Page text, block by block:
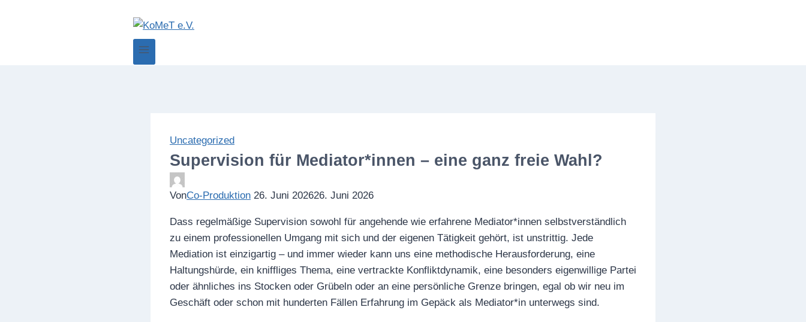
Uncategorized
Supervision für Mediator*innen – eine ganz freie Wahl?
VonCo-Produktion 26. Juni 202626. Juni 2026
Dass regelmäßige Supervision sowohl für angehende wie erfahrene Mediator*innen selbstverständlich
zu einem professionellen Umgang mit sich und der eigenen Tätigkeit gehört, ist unstrittig. Jede
Mediation ist einzigartig – und immer wieder kann uns eine methodische Herausforderung, eine
Haltungshürde, ein kniffliges Thema, eine vertrackte Konfliktdynamik, eine besonders eigenwillige Partei
oder ähnliches ins Stocken oder Grübeln oder an eine persönliche Grenze bringen, egal ob wir neu im
Geschäft oder schon mit hunderten Fällen Erfahrung im Gepäck als Mediator*in unterwegs sind.